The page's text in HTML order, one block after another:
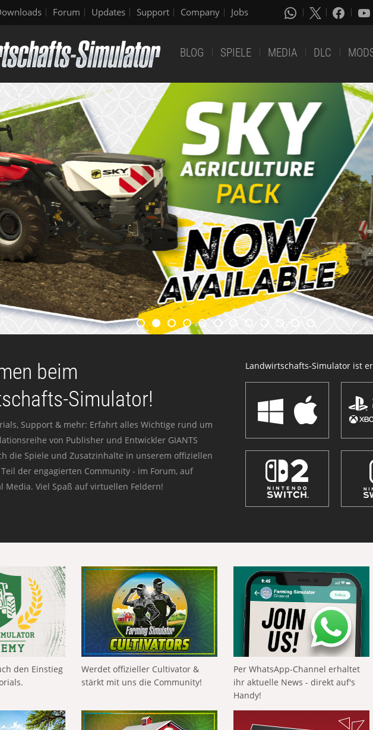
Forum Updates Support Company Jobs
BLOG SPIELE MEDIA DLC
beim
Simulator!
Support & mehr: Erfahrt alles Wichtige rund um
von Publisher und Entwickler GIANTS
die Spiele und Zusatzinhalte in unserem offiziellen
der engagierten Community - im Forum, auf
Media. Viel Spaß auf virtuellen Feldern!
Landwirtschafts-Simulator ist
den Einstieg
Werdet offizieller Cultivator &
stärkt mit uns die Community!
Per WhatsApp-Channel erhaltet
ihr aktuelle News - direkt auf's
Handy!